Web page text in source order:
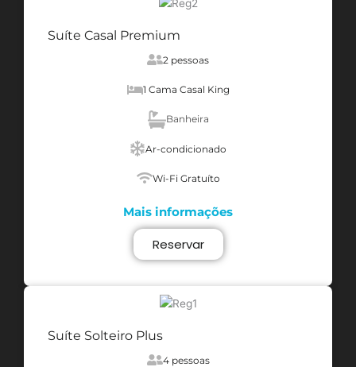
Suíte Casal Premium
2 pessoas
1 Cama Casal King
Banheira
Ar-condicionado
Wi-Fi Gratuíto
Mais informações
Reservar
Suíte Solteiro Plus
4 pessoas